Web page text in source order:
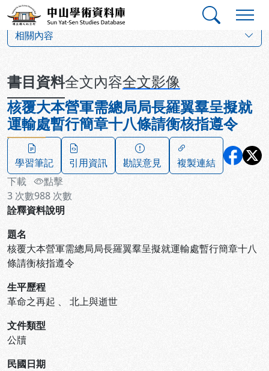
跳到主要內容
中山學術資料庫
相關內容
書目資料全文內容全文影像
核覆大本營軍需總局局長羅翼羣呈擬就
運輸處暫行簡章十八條請衡核指遵令
學習筆記 引用資訊 勘誤意見
複製連結
下載
3 次數
點擊
988 次數
詮釋資料說明
題名
核覆大本營軍需總局局長羅翼羣呈擬就運輸處暫行簡章十八
條請衡核指遵令
生平歷程
革命之再起 、 北上與逝世
文件類型
公牘
民國日期